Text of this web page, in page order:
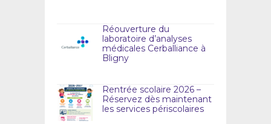
Réouverture du
laboratoire d’analyses
médicales Cerballiance à
Bligny
Rentrée scolaire 2026 –
Réservez dès maintenant
les services périscolaires